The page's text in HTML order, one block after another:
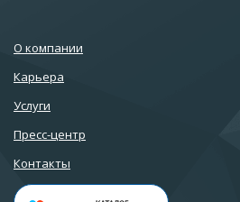
О компании
Карьера
Услуги
Пресс-центр
Контакты